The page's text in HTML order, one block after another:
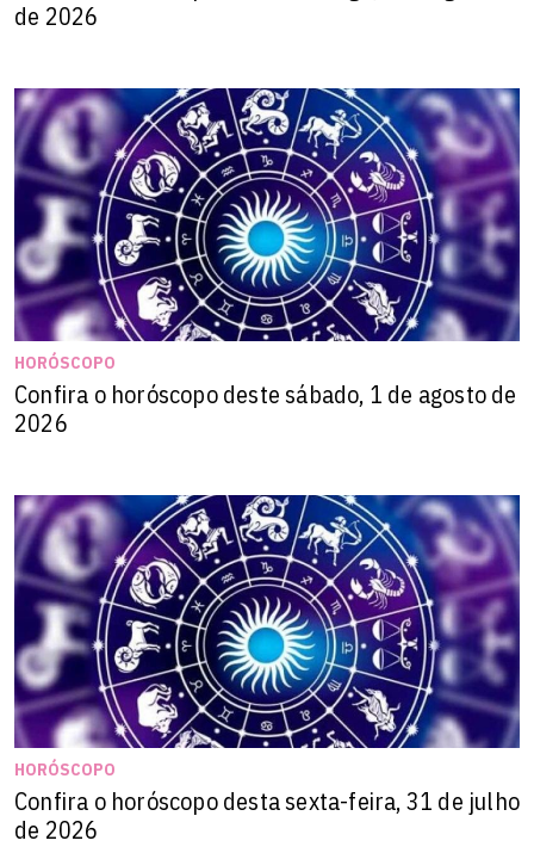
de 2026
HORÓSCOPO
Confira o horóscopo deste sábado, 1 de agosto de
2026
HORÓSCOPO
Confira o horóscopo desta sexta-feira, 31 de julho
de 2026